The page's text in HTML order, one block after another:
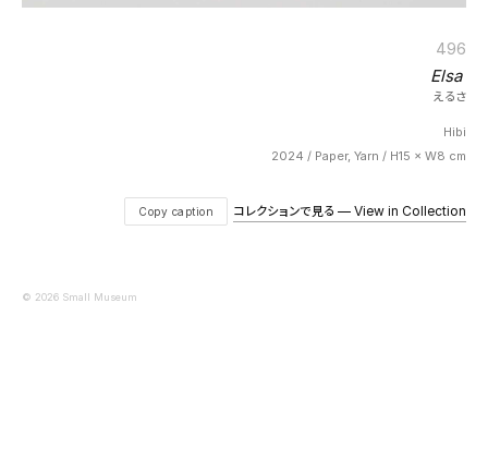
496
Elsa
えるさ
Hibi
2024 / Paper, Yarn / H15 × W8 cm
Copy caption コレクションで見る — View in Collection
© 2026 Small Museum